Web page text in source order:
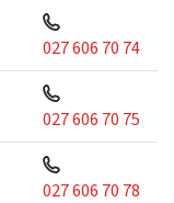
027 606 70 74
027 606 70 75
027 606 70 78